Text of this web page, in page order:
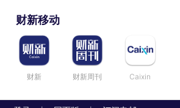
财新移动
财新 财新周刊 Caixin